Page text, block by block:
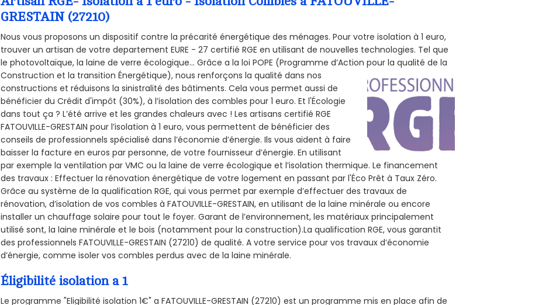
GRESTAIN (27210)
Nous vous proposons un dispositif contre la précarité énergétique des ménages. Pour votre isolation à 1 euro,
trouver un artisan de votre departement EURE - 27 certifié RGE en utilisant de nouvelles technologies. Tel que
le photovoltaïque, la laine de verre écologique... Grâce a la loi POPE (Programme d’Action pour la qualité de la
Construction et la transition Énergétique), nous renforçons la qualité dans nos
constructions et réduisons la sinistralité des bâtiments. Cela vous permet aussi de
bénéficier du Crédit d'impôt (30%), à l’isolation des combles pour 1 euro. Et l'Écologie
dans tout ça ? L’été arrive et les grandes chaleurs avec ! Les artisans certifié RGE
FATOUVILLE-GRESTAIN pour l’isolation à 1 euro, vous permettent de bénéficier des
conseils de professionnels spécialisé dans l’économie d’énergie. Ils vous aident à faire
baisser la facture en euros par personne, de votre fournisseur d’énergie. En utilisant
par exemple la ventilation par VMC ou la laine de verre écologique et l’isolation thermique. Le financement
des travaux : Effectuer la rénovation énergétique de votre logement en passant par l'Éco Prêt à Taux Zéro.
Grâce au système de la qualification RGE, qui vous permet par exemple d’effectuer des travaux de
rénovation, d’isolation de vos combles à FATOUVILLE-GRESTAIN, en utilisant de la laine minérale ou encore
installer un chauffage solaire pour tout le foyer. Garant de l’environnement, les matériaux principalement
utilisé sont, la laine minérale et le bois (notamment pour la construction).La qualification RGE, vous garantit
des professionnels FATOUVILLE-GRESTAIN (27210) de qualité. A votre service pour vos travaux d’économie
d’énergie, comme isoler vos combles perdus avec de la laine minérale.
Éligibilité isolation a 1
Le programme "Eligibilité isolation 1€" a FATOUVILLE-GRESTAIN (27210) est un programme mis en place afin de